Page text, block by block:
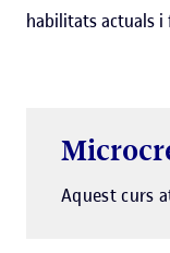
habilitats actuals i
Aquest curs